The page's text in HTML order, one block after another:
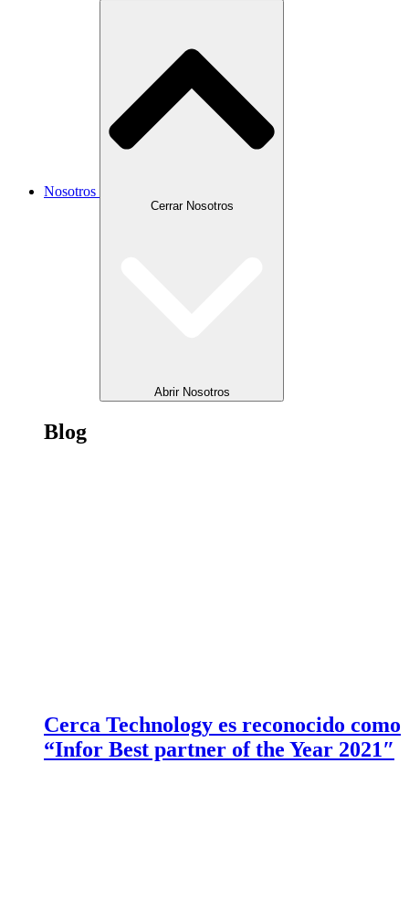
Nosotros
Cerrar Nosotros
Abrir Nosotros
Blog
Cerca Technology es reconocido como
“Infor Best partner of the Year 2021″